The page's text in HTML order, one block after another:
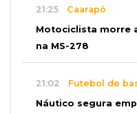
21:25 Caarapó
Motociclista morre
na MS-278
21:02 Futebol de
Náutico segura